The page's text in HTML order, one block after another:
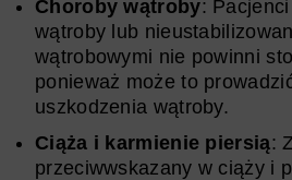
Choroby wątroby:
wątroby lub
wątrobowymi nie powinni
ponieważ może to
uszkodzenia wątroby.
Ciąża i karmienie piersią:
przeciwwskazany w ciąży i